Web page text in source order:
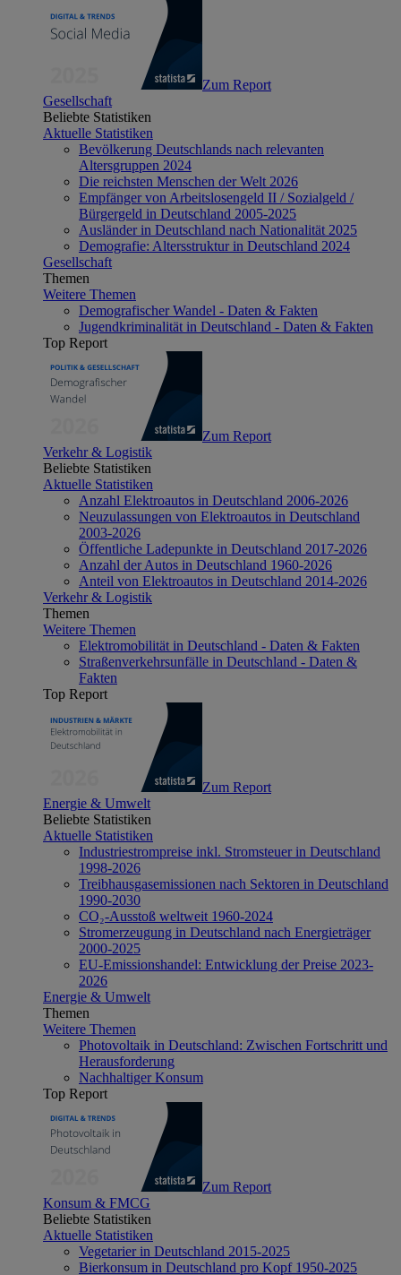
Zum Report
Gesellschaft
Beliebte Statistiken
Aktuelle Statistiken
Bevölkerung Deutschlands nach relevanten
Altersgruppen 2024
Die reichsten Menschen der Welt 2026
Empfänger von Arbeitslosengeld II / Sozialgeld /
Bürgergeld in Deutschland 2005-2025
Ausländer in Deutschland nach Nationalität 2025
Demografie: Altersstruktur in Deutschland 2024
Gesellschaft
Themen
Weitere Themen
Demografischer Wandel - Daten & Fakten
Jugendkriminalität in Deutschland - Daten & Fakten
Top Report
Zum Report
Verkehr & Logistik
Beliebte Statistiken
Aktuelle Statistiken
Anzahl Elektroautos in Deutschland 2006-2026
Neuzulassungen von Elektroautos in Deutschland
2003-2026
Öffentliche Ladepunkte in Deutschland 2017-2026
Anzahl der Autos in Deutschland 1960-2026
Anteil von Elektroautos in Deutschland 2014-2026
Verkehr & Logistik
Themen
Weitere Themen
Elektromobilität in Deutschland - Daten & Fakten
Straßenverkehrsunfälle in Deutschland - Daten &
Fakten
Top Report
Zum Report
Energie & Umwelt
Beliebte Statistiken
Aktuelle Statistiken
Industriestrompreise inkl. Stromsteuer in Deutschland
1998-2026
Treibhausgasemissionen nach Sektoren in Deutschland
1990-2030
CO₂-Ausstoß weltweit 1960-2024
Stromerzeugung in Deutschland nach Energieträger
2000-2025
EU-Emissionshandel: Entwicklung der Preise 2023-
2026
Energie & Umwelt
Themen
Weitere Themen
Photovoltaik in Deutschland: Zwischen Fortschritt und
Herausforderung
Nachhaltiger Konsum
Top Report
Zum Report
Konsum & FMCG
Beliebte Statistiken
Aktuelle Statistiken
Vegetarier in Deutschland 2015-2025
Bierkonsum in Deutschland pro Kopf 1950-2025